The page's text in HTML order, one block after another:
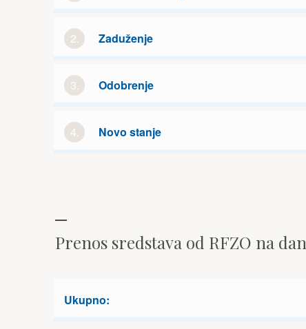
2. Zaduženje
3. Odobrenje
4. Novo stanje
Prenos sredstava od RFZO na dan
Ukupno: